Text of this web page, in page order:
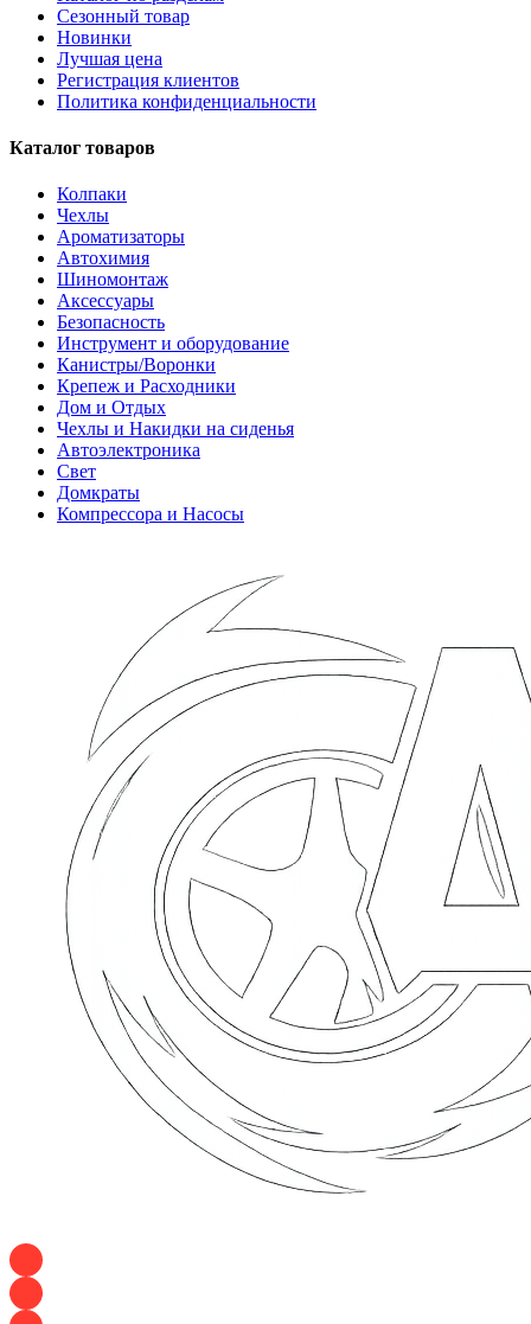
Сезонный товар
Новинки
Лучшая цена
Регистрация клиентов
Политика конфиденциальности
Каталог товаров
Колпаки
Чехлы
Ароматизаторы
Автохимия
Шиномонтаж
Аксессуары
Безопасность
Инструмент и оборудование
Канистры/Воронки
Крепеж и Расходники
Дом и Отдых
Чехлы и Накидки на сиденья
Автоэлектроника
Свет
Домкраты
Компрессора и Насосы